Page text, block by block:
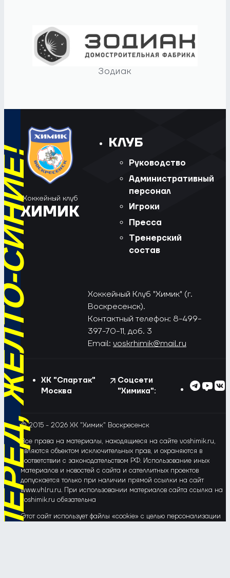
Зодиак
СИНИЕ!
Хоккейный клуб
ХИМИК
КЛУБ
Руководство
Административный
персонал
Игроки
Пресса
Тренерский
состав
Хоккейный Клуб "Химик" (г.
Воскресенск).
Контактный телефон: 8-499-
397-70-11, доб. 3
Email: voskrhimik@mail.ru
ХК "Спартак"
Москва
Соцсети
"Химика":
© 2015 - 2026 ХК "Химик" Воскресенск
Все права на материалы, находящиеся на сайте voshimik.ru,
являются объектом исключительных прав, и охраняются в
соответствии с законодательством РФ. Использование иных
материалов и новостей с сайта и сателлитных проектов
допускается только при наличии прямой ссылки на сайт
www.vhlru.ru. При использовании материалов сайта ссылка на
voshimik.ru обязательна
Этот сайт использует файлы «cookie» с целью персонализации